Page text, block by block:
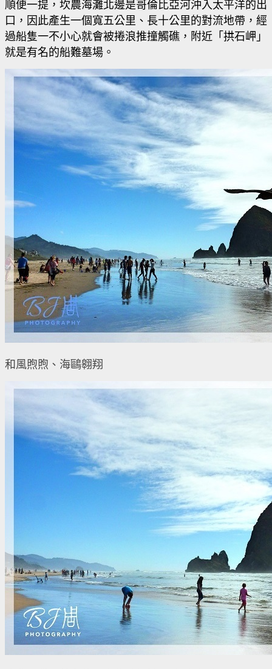
順便一提，坎農海灘北邊是哥倫比亞河沖入太平洋的出
口，因此產生一個寬五公里、長十公里的對流地帶，經
過船隻一不小心就會被捲浪推撞觸礁，附近「拱石岬」
就是有名的船難墓場。
和風煦煦、海鷗翱翔